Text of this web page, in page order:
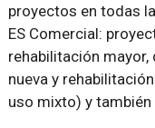
proyectos en todas
ES Comercial:
rehabilitación
nueva y
uso mixto) y